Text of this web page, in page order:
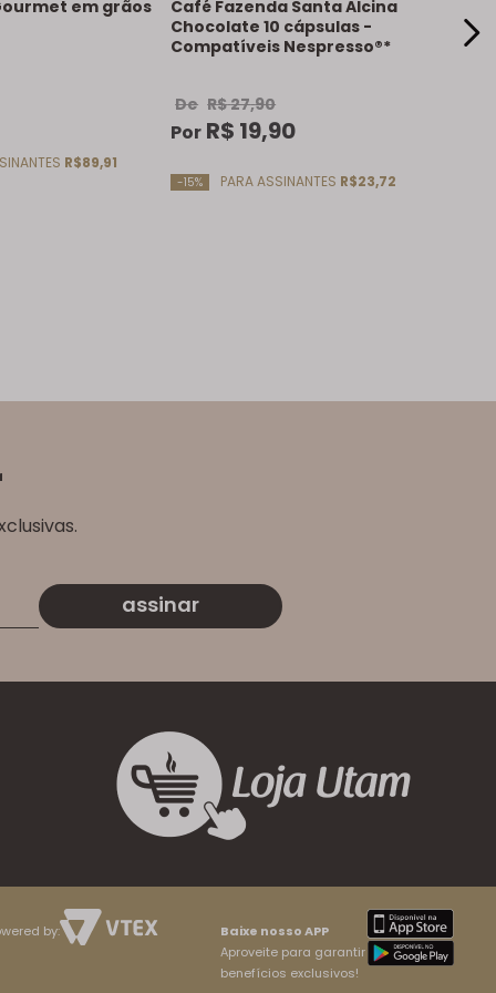
em grãos
R$89,91
Café Fazenda Santa Alcina
Chocolate 10 cápsulas -
Compatíveis Nespresso®*
De R$27,90
Por R$ 19,90
-15% PARA ASSINANTES R$23,72
assinar
by:
Baixe nosso APP
Aproveite para garantir
benefícios exclusivos!